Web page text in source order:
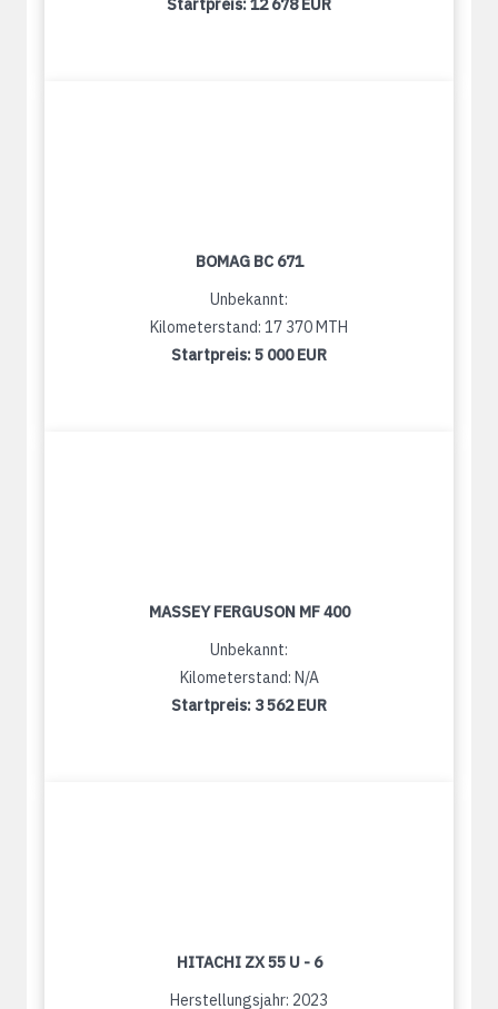
Startpreis:12 678 EUR
BOMAG BC 671
Unbekannt:
Kilometerstand: 17 370 MTH
Startpreis:5 000 EUR
MASSEY FERGUSON MF 400
Unbekannt:
Kilometerstand: N/A
Startpreis: 3 562 EUR
HITACHI ZX 55 U - 6
Herstellungsjahr: 2023